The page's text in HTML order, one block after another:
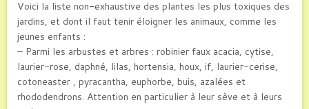
Voici la liste non-exhaustive des plantes les plus toxiques des
jardins, et dont il faut tenir éloigner les animaux, comme les
jeunes enfants :
– Parmi les arbustes et arbres : robinier faux acacia, cytise,
laurier-rose, daphné, lilas, hortensia, houx, if, laurier-cerise,
cotoneaster , pyracantha, euphorbe, buis, azalées et
rhododendrons. Attention en particulier à leur sève et à leurs